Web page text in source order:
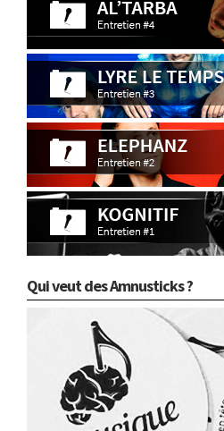
Qui veut des Amnusticks ?